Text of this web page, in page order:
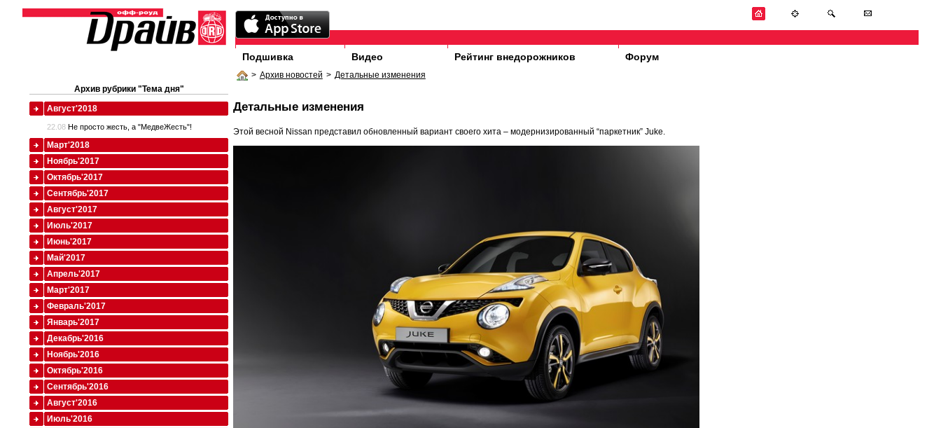
Подшивка Видео Рейтинг внедорожников Форум
> Архив новостей > Детальные изменения
Детальные изменения
Этой весной Nissan представил обновленный вариант своего хита – модернизированный “паркетник” Juke.
Архив рубрики "Тема дня"
Август'2018
22.08 Не просто жесть, а "МедвеЖесть"!
Март'2018
Ноябрь'2017
Октябрь'2017
Сентябрь'2017
Август'2017
Июль'2017
Июнь'2017
Май'2017
Апрель'2017
Март'2017
Февраль'2017
Январь'2017
Декабрь'2016
Ноябрь'2016
Октябрь'2016
Сентябрь'2016
Август'2016
Июль'2016